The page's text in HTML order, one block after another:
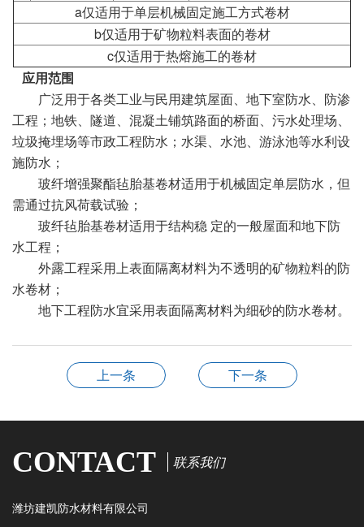
a仅适用于单层机械固定施工方式卷材
b仅适用于矿物粒料表面的卷材
c仅适用于热熔施工的卷材
应用范围
广泛用于各类工业与民用建筑屋面、地下室防水、防渗
工程；地铁、隧道、混凝土铺筑路面的桥面、污水处理场、
垃圾掩埋场等市政工程防水；水渠、水池、游泳池等水利设
施防水；
玻纤增强聚酯毡胎基卷材适用于机械固定单层防水，但
需通过抗风荷载试验；
玻纤毡胎基卷材适用于结构稳 定的一般屋面和地下防
水工程；
外露工程采用上表面隔离材料为不透明的矿物粒料的防
水卷材；
地下工程防水宜采用表面隔离材料为细砂的防水卷材。
上一条 下一条
CONTACT 联系我们
潍坊建凯防水材料有限公司